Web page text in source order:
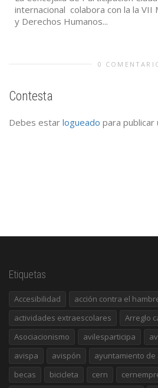
internacional colabora con la la VII
y Derechos Humanos...
0
Contesta
Debes estar logueado para publicar
Etiquetas
Accesibilidad acción contra el
actividades extraescolares
Arreglo
Asociacionismo
avilesparticipa
avispa
avispón ayuntamiento de
becas
bicicleta cern